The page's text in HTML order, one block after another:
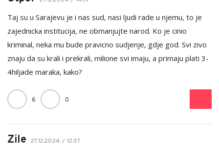
Taj su u Sarajevu je i nas sud, nasi ljudi rade u njemu, to je
zajednicka institucija, ne obmanjujte narod. Ko je cinio
kriminal, neka mu bude pravicno sudjenje, gdje god. Svi zivo
znaju da su krali i prekrali, milione svi imaju, a primaju plati 3-
4hiljade maraka, kako?
6 0
Zile 27.12.2024. / 12:37